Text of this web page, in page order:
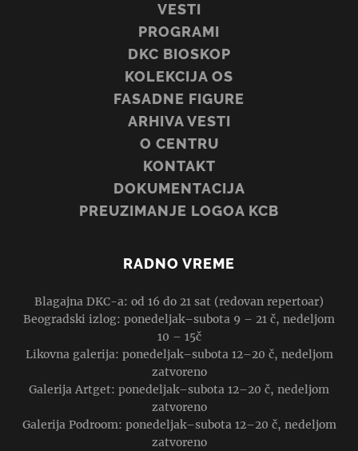
VESTI
PROGRAMI
DKC BIOSKOP
KOLEKCIJA OS
FASADNE FIGURE
ARHIVA VESTI
O CENTRU
KONTAKT
DOKUMENTACIJA
PREUZIMANJE LOGOA KCB
RADNO VREME
Blagajna DKC-a: od 16 do 21 sat (redovan repertoar)
Beogradski izlog: ponedeljak–subota 9 – 21 č, nedeljom
10 – 15č
Likovna galerija: ponedeljak–subota 12–20 č, nedeljom
zatvoreno
Galerija Artget: ponedeljak–subota 12–20 č, nedeljom
zatvoreno
Galerija Podroom: ponedeljak–subota 12–20 č, nedeljom
zatvoreno